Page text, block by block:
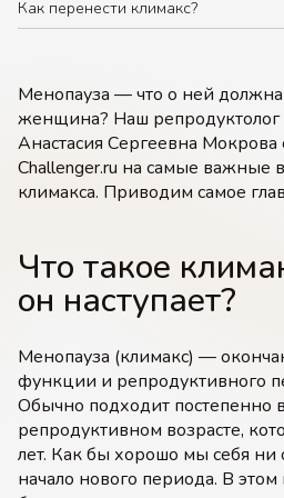
Менопауза — что о ней
женщина? Наш репродуктолог
Анастасия Сергеевна Мокрова
Challenger.ru на самые важные
климакса. Приводим самое
Что такое
он наступает?
Менопауза (климакс) —
функции и репродуктивного
Обычно подходит постепенно
репродуктивном возрасте,
лет. Как бы хорошо мы себя
начало нового периода. В этом
Как перенести климакс?